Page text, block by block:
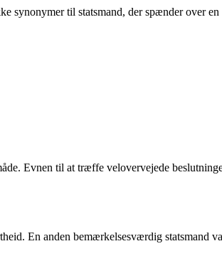
synonymer til statsmand, der spænder over
Evnen til at træffe velovervejede
En anden bemærkelsesværdig statsmand